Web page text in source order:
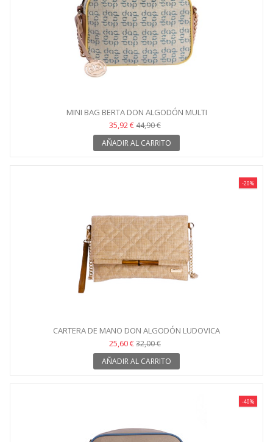
MINI BAG BERTA DON ALGODÓN MULTI
35,92 €44,90 €
AÑADIR AL CARRITO
-20%
CARTERA DE MANO DON ALGODÓN LUDOVICA
25,60 €32,00 €
AÑADIR AL CARRITO
-40%